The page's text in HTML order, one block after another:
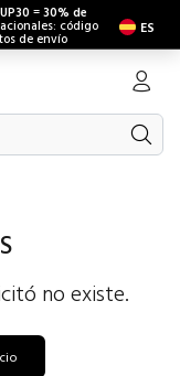
=30% de
código
de envío ES
no existe.